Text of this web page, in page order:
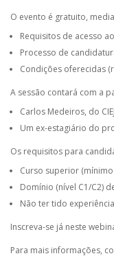
O evento é gratuito,
Requisitos de acesso
Processo de
Condições oferecidas
A sessão contará com a
Carlos Medeiros, do
Um ex-estagiário do
Os requisitos para
Curso superior
Domínio (nível C1/C2)
Não ter tido
Inscreva-se já neste
Para mais informações,